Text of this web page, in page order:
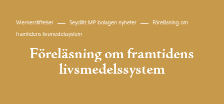
Wernerstiftelser Seydlitz MP bolagen nyheter
Föreläsning om
framtidens livsmedelssystem
Föreläsning om framtidens
livsmedelssystem